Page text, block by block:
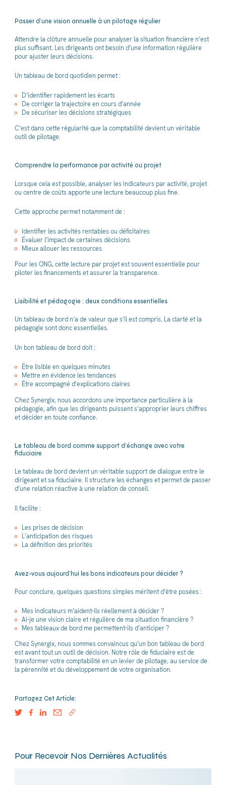
Passer d’une vision annuelle à un pilotage régulier
Attendre la clôture annuelle pour analyser la situation financière n’est
plus suffisant. Les dirigeants ont besoin d’une information régulière
pour ajuster leurs décisions.
Un tableau de bord quotidien permet :
D’identifier rapidement les écarts
De corriger la trajectoire en cours d’année
De sécuriser les décisions stratégiques
C’est dans cette régularité que la comptabilité devient un véritable
outil de pilotage.
Comprendre la performance par activité ou projet
Lorsque cela est possible, analyser les indicateurs par activité, projet
ou centre de coûts apporte une lecture beaucoup plus fine.
Cette approche permet notamment de :
Identifier les activités rentables ou déficitaires
Évaluer l’impact de certaines décisions
Mieux allouer les ressources
Pour les ONG, cette lecture par projet est souvent essentielle pour
piloter les financements et assurer la transparence.
Lisibilité et pédagogie : deux conditions essentielles
Un tableau de bord n’a de valeur que s’il est compris. La clarté et la
pédagogie sont donc essentielles.
Un bon tableau de bord doit :
Être lisible en quelques minutes
Mettre en évidence les tendances
Être accompagné d’explications claires
Chez Synergix, nous accordons une importance particulière à la
pédagogie, afin que les dirigeants puissent s’approprier leurs chiffres
et décider en toute confiance.
Le tableau de bord comme support d’échange avec votre
fiduciaire
Le tableau de bord devient un véritable support de dialogue entre le
dirigeant et sa fiduciaire. Il structure les échanges et permet de passer
d’une relation réactive à une relation de conseil.
Il facilite :
Les prises de décision
L’anticipation des risques
La définition des priorités
Avez-vous aujourd’hui les bons indicateurs pour décider ?
Pour conclure, quelques questions simples méritent d’être posées :
Mes indicateurs m’aident-ils réellement à décider ?
Ai-je une vision claire et régulière de ma situation financière ?
Mes tableaux de bord me permettent-ils d’anticiper ?
Chez Synergix, nous sommes convaincus qu’un bon tableau de bord
est avant tout un outil de décision. Notre rôle de fiduciaire est de
transformer votre comptabilité en un levier de pilotage, au service de
la pérennité et du développement de votre organisation.
Partagez Cet Article:
Pour Recevoir Nos Dernières Actualités